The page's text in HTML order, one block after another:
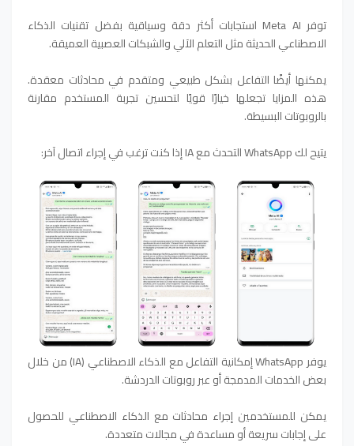
توفر Meta AI استجابات أكثر دقة وسياقية بفضل تقنيات الذكاء
الاصطناعي الحديثة مثل التعلم الآلي والشبكات العصبية العميقة.
يمكنها أيضًا التفاعل بشكل طبيعي ومتقدم في محادثات معقدة.
هذه المزايا تجعلها خيارًا قويًا لتحسين تجربة المستخدم مقارنة
بالروبوتات البسيطة.
يتيح لك WhatsApp التحدث مع IA إذا كنت ترغب في إجراء اتصال آخر:
يوفر WhatsApp إمكانية التفاعل مع الذكاء الاصطناعي (IA) من خلال
بعض الخدمات المدمجة أو عبر روبوتات الدردشة.
يمكن للمستخدمين إجراء محادثات مع الذكاء الاصطناعي للحصول
على إجابات سريعة أو مساعدة في مجالات متعددة.